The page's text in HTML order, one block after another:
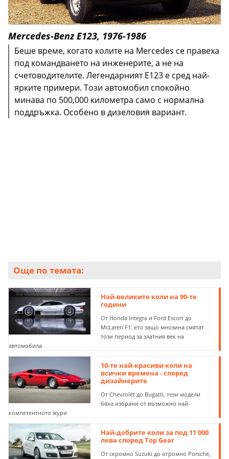
Mercedes-Benz E123, 1976-1986
Беше време, когато колите на Mercedes се правеха
под командването на инженерите, а не на
счетоводителите. Легендарният Е123 е сред най-
ярките примери. Този автомобил спокойно
минава по 500,000 километра само с нормална
поддръжка. Особено в дизеловия вариант.
Още по темата:
Най-великите коли на 90-те
години
От Honda Integra и Ford Escort до
McLaren F1: ето защо мнозина смятат
този период за златния век на
автомобила
10-те най-красиви коли на
всички времена - според
дизайнерите
От Chevrolet до Bugatti, тези модели
бяха избрани от възможно най-
компетентното жури
Най-добрите коли за под 11 000
лева според Top Gear
От скромно Suzuki до огромно Porsche,